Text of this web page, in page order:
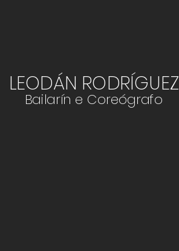
LEODÁN RODRÍGUEZ
Bailarín e Coreógrafo